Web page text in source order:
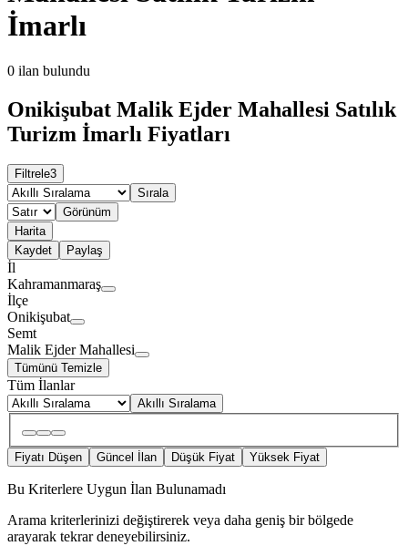
İmarlı
0 ilan bulundu
Onikişubat Malik Ejder Mahallesi Satılık
Turizm İmarlı Fiyatları
Filtrele3
Sırala
Görünüm
Harita
Kaydet
Paylaş
İl
Kahramanmaraş
İlçe
Onikişubat
Semt
Malik Ejder Mahallesi
Tümünü Temizle
Tüm İlanlar
Akıllı Sıralama
Fiyatı Düşen Güncel İlan Düşük Fiyat Yüksek Fiyat
Bu Kriterlere Uygun İlan Bulunamadı
Arama kriterlerinizi değiştirerek veya daha geniş bir bölgede
arayarak tekrar deneyebilirsiniz.